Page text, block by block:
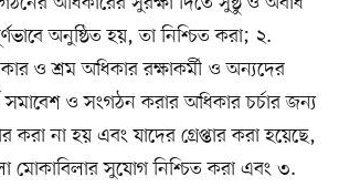
অনুষ্ঠিত হয়, তা নিশ্চিত করা; ২.
ও শ্রম অধিকার রক্ষাকর্মী ও অন্যদের
সমাবেশ ও সংগঠন করার অধিকার চর্চার জন্য
করা না হয় এবং যাদের গ্রেপ্তার করা হয়েছে,
মোকাবিলার সুযোগ নিশ্চিত করা এবং ৩.